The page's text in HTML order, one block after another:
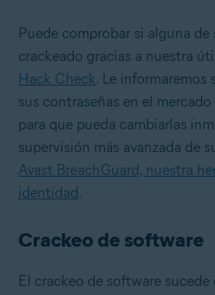
Puede comprobar si alguna de
crackeado gracias a nuestra
Hack Check. Le informaremos
sus contraseñas en el
para que pueda cambiarlas
supervisión más avanzada de
Avast BreachGuard, nuestra
identidad.
Crackeo de software
El crackeo de software